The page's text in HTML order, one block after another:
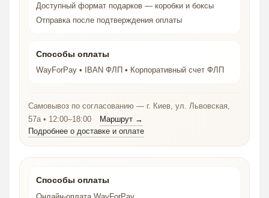
Доступный формат подарков — коробки и боксы
Отправка после подтверждения оплаты
Способы оплаты
WayForPay • IBAN ФЛП • Корпоративный счет ФЛП
Самовывоз по согласованию — г. Киев, ул. Львовская,
57а • 12:00–18:00
Маршрут →
Подробнее о доставке и оплате
Способы оплаты
Онлайн-оплата WayForPay